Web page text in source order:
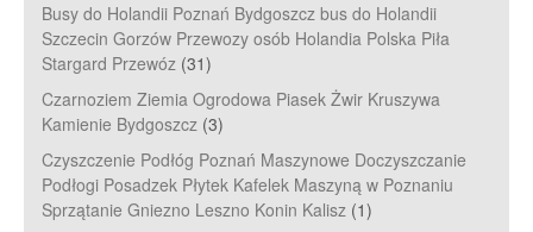
Busy do Holandii Poznań Bydgoszcz bus do Holandii
Szczecin Gorzów Przewozy osób Holandia Polska Piła
Stargard Przewóz (31)
Czarnoziem Ziemia Ogrodowa Piasek Żwir Kruszywa
Kamienie Bydgoszcz (3)
Czyszczenie Podłóg Poznań Maszynowe Doczyszczanie
Podłogi Posadzek Płytek Kafelek Maszyną w Poznaniu
Sprzątanie Gniezno Leszno Konin Kalisz (1)